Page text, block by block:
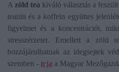
A zöld tea kiváló választás a
teanin és a koffein együttes
figyelmet és a koncentrációt,
stresszérzetet. Emellett a zöld
hozzájárulhatnak az idegsejtek
szemben - írja a Magyar